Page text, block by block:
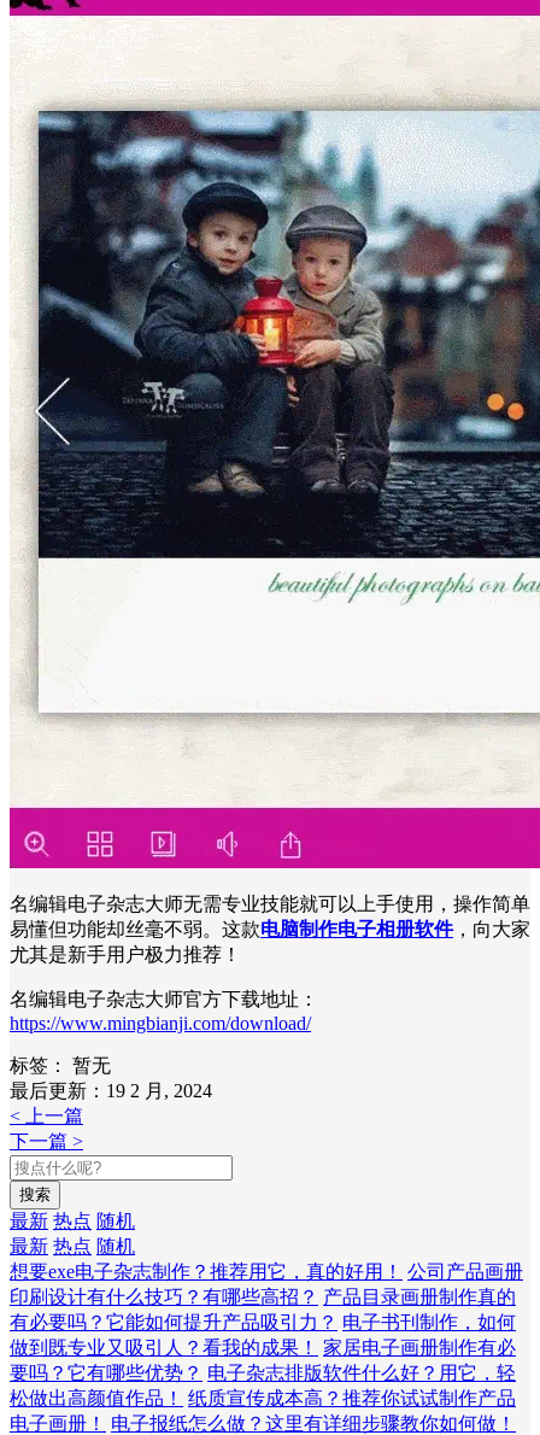
名编辑电子杂志大师无需专业技能就可以上手使用，操作简单
易懂但功能却丝毫不弱。这款电脑制作电子相册软件，向大家
尤其是新手用户极力推荐！
名编辑电子杂志大师官方下载地址：
https://www.mingbianji.com/download/
标签：
暂无
最后更新：19 2 月, 2024
< 上一篇
下一篇 >
搜索
最新 热点 随机
最新 热点 随机
想要exe电子杂志制作？推荐用它，真的好用！
公司产品画册
印刷设计有什么技巧？有哪些高招？ 产品目录画册制作真的
有必要吗？它能如何提升产品吸引力？ 电子书刊制作，如何
做到既专业又吸引人？看我的成果！
家居电子画册制作有必
要吗？它有哪些优势？ 电子杂志排版软件什么好？用它，轻
松做出高颜值作品！
纸质宣传成本高？推荐你试试制作产品
电子画册！
电子报纸怎么做？这里有详细步骤教你如何做！